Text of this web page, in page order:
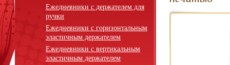
Ежедневники с держателем для
ручки
Ежедневники с горизонтальным
эластичным держателем
Ежедневники с вертикальным
эластичным держателем